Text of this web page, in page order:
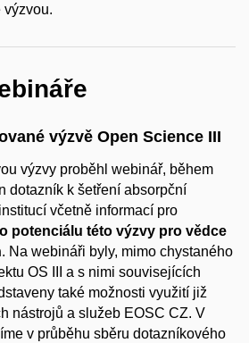
výzvou.
výzvě Open Science III
výzvy proběhl webinář, během
dotazník k šetření absorpční
včetně informací pro
potenciálu této výzvy pro vědce
. Na webináři byly, mimo chystaného
OS III a s nimi souvisejících
také možnosti využití již
nástrojů a služeb EOSC CZ. V
v průběhu sběru dotazníkového